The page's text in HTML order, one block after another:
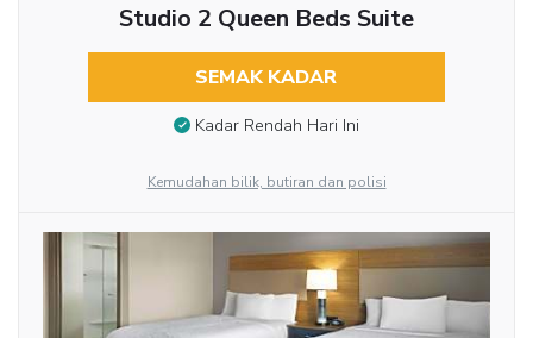
Studio 2 Queen Beds Suite
SEMAK KADAR
Kadar Rendah Hari Ini
Kemudahan bilik, butiran dan polisi